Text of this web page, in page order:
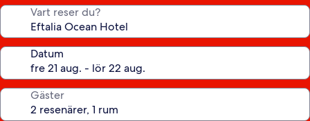
Vart reser du?
Datum
Gäster